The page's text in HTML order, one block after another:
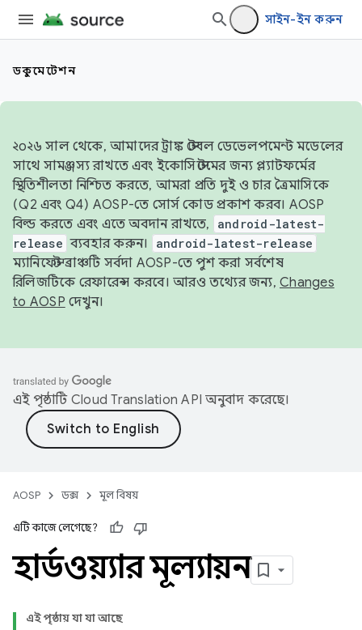
সাইন-ইন করুন
ডকুমেন্টেশন
২০২৬ সাল থেকে, আমাদের ট্রাঙ্ক স্টেবল ডেভেলপমেন্ট মডেলের
সাথে সামঞ্জস্য রাখতে এবং ইকোসিস্টেমের জন্য প্ল্যাটফর্মের
স্থিতিশীলতা নিশ্চিত করতে, আমরা প্রতি দুই ও চার ত্রৈমাসিকে
(Q2 এবং Q4) AOSP-তে সোর্স কোড প্রকাশ করব। AOSP
বিল্ড করতে এবং এতে অবদান রাখতে,
android-latest-
release ব্যবহার করুন। android-latest-release
ম্যানিফেস্ট ব্রাঞ্চটি সর্বদা AOSP-তে পুশ করা সর্বশেষ
রিলিজটিকে রেফারেন্স করবে। আরও তথ্যের জন্য, Changes
to AOSP দেখুন।
এই পৃষ্ঠাটি Cloud Translation API অনুবাদ করেছে।
AOSP ডক্স মূল বিষয়
এটি কাজে লেগেছে?
হার্ডওয়্যার মূল্যায়ন
এই পৃষ্ঠায় যা যা আছে